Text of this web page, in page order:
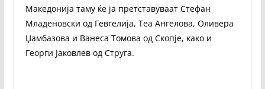
Македонија таму ќе ја претставуваат Стефан
Младеновски од Гевгелија, Теа Ангелова, Оливера
Џамбазова и Ванеса Томова од Скопје, како и
Георги Јаковлев од Струга.